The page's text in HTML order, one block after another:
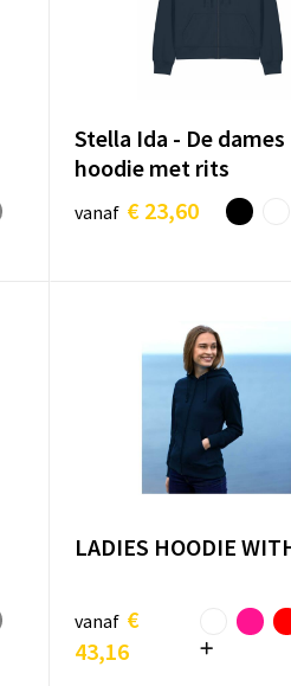
Stella Ida - De
hoodie met rits
vanaf € 23,60
LADIES HOODIE
vanaf €
43,16